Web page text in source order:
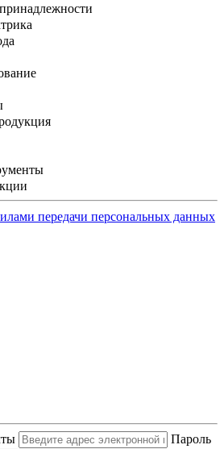
передачи персональных данных
Пароль